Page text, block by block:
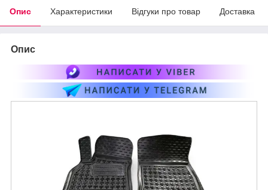
Опис Характеристики Відгуки про товар Доставка
Опис